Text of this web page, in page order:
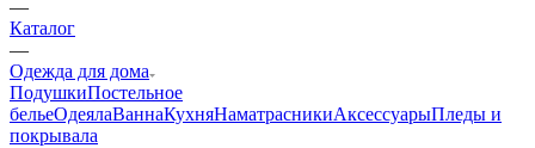
—
Каталог
—
Одежда для дома
ПодушкиПостельное
бельеОдеялаВаннаКухняНаматрасникиАксессуарыПледы и
покрывала